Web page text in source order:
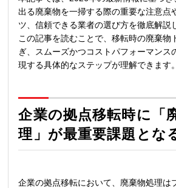
出る廃棄物を一掃する際の重要な注意点
ツ、信頼できる業者の選び方を徹底解説
この記事を読むことで、移転時の廃棄物
ぎ、スムーズかつコストパフォーマンス
現する具体的なステップが理解できます。
企業の拠点移転時に「
理」が最重要課題とな
企業の拠点移転において、廃棄物処理は